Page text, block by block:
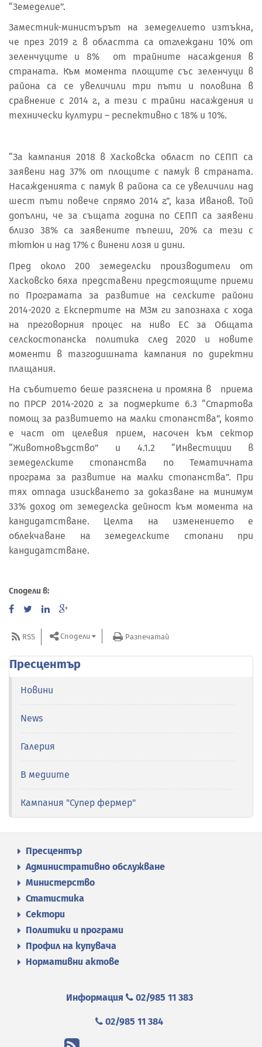
“Земеделие”.
Заместник-министърът на земеделието изтъкна,
че през 2019 г. в областта са отглеждани 10% от
зеленчуците и 8% от трайните насаждения в
страната. Към момента площите със зеленчуци в
района са се увеличили три пъти и половина в
сравнение с 2014 г., а тези с трайни насаждения и
технически култури – респективно с 18% и 10%.
“За кампания 2018 в Хасковска област по СЕПП са
заявени над 37% от площите с памук в страната.
Насажденията с памук в района са се увеличили над
шест пъти повече спрямо 2014 г.”, каза Иванов. Той
допълни, че за същата година по СЕПП са заявени
близо 38% са заявените пъпеши, 20% са тези с
тютюн и над 17% с винени лозя и дини.
Пред около 200 земеделски производители от
Хасковско бяха представени предстоящите приеми
по Програмата за развитие на селските райони
2014-2020 г. Експертите на МЗм ги запознаха с хода
на преговорния процес на ниво ЕС за Общата
селскостопанска политика след 2020 и новите
моменти в тазгодишната кампания по директни
плащания.
На събитието беше разяснена и промяна в приема
по ПРСР 2014-2020 г. за подмерките 6.3 “Стартова
помощ за развитието на малки стопанства”, която
е част от целевия прием, насочен към сектор
“Животновъдство” и 4.1.2 “Инвестиции в
земеделските стопанства по Тематичната
програма за развитие на малки стопанства”. При
тях отпада изискването за доказване на минимум
33% доход от земеделска дейност към момента на
кандидатстване. Целта на изменението е
облекчаване на земеделските стопани при
кандидатстване.
Сподели в:
RSS Сподели Разпечатай
Пресцентър
Новини
News
Галерия
В медиите
Кампания "Супер фермер"
Пресцентър
Административно обслужване
Министерство
Статистика
Сектори
Политики и програми
Профил на купувача
Нормативни актове
Информация 02/985 11 383
02/985 11 384